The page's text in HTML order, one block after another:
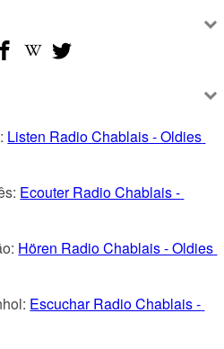
Listen Radio Chablais - Oldies
Ecouter Radio Chablais -
Hören Radio Chablais - Oldies
Escuchar Radio Chablais -